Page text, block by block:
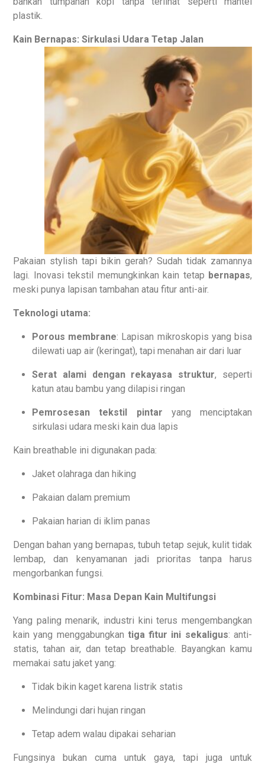
plastik.
Kain Bernapas: Sirkulasi Udara Tetap Jalan
Pakaian stylish tapi bikin gerah? Sudah tidak zamannya
lagi. Inovasi tekstil memungkinkan kain tetap bernapas,
meski punya lapisan tambahan atau fitur anti-air.
Teknologi utama:
Porous membrane: Lapisan mikroskopis yang bisa
dilewati uap air (keringat), tapi menahan air dari luar
Serat alami dengan rekayasa struktur, seperti
katun atau bambu yang dilapisi ringan
Pemrosesan tekstil pintar yang menciptakan
sirkulasi udara meski kain dua lapis
Kain breathable ini digunakan pada:
Jaket olahraga dan hiking
Pakaian dalam premium
Pakaian harian di iklim panas
Dengan bahan yang bernapas, tubuh tetap sejuk, kulit tidak
lembap, dan kenyamanan jadi prioritas tanpa harus
mengorbankan fungsi.
Kombinasi Fitur: Masa Depan Kain Multifungsi
Yang paling menarik, industri kini terus mengembangkan
kain yang menggabungkan tiga fitur ini sekaligus: anti-
statis, tahan air, dan tetap breathable. Bayangkan kamu
memakai satu jaket yang:
Tidak bikin kaget karena listrik statis
Melindungi dari hujan ringan
Tetap adem walau dipakai seharian
Fungsinya bukan cuma untuk gaya, tapi juga untuk